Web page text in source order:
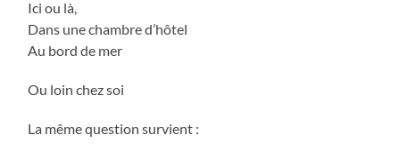
Ici ou là,
Dans une chambre d’hôtel
Au bord de mer
Ou loin chez soi
La même question survient :